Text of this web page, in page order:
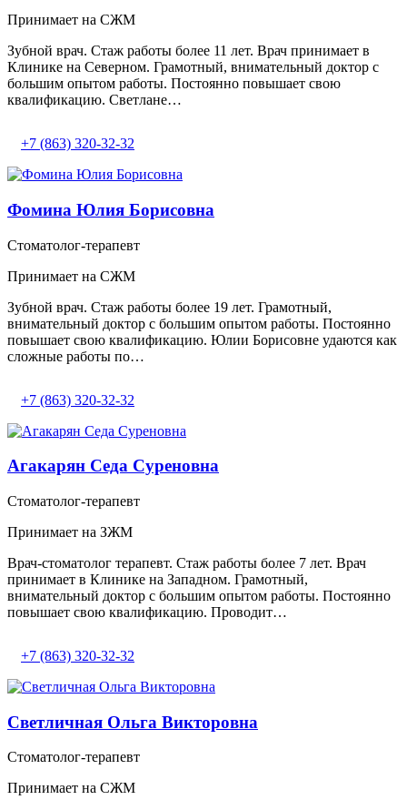
Принимает на СЖМ
Зубной врач. Стаж работы более 11 лет. Врач принимает в
Клинике на Северном. Грамотный, внимательный доктор с
большим опытом работы. Постоянно повышает свою
квалификацию. Светлане…
+7 (863) 320-32-32
Фомина Юлия Борисовна
Стоматолог-терапевт
Принимает на СЖМ
Зубной врач. Стаж работы более 19 лет. Грамотный,
внимательный доктор с большим опытом работы. Постоянно
повышает свою квалификацию. Юлии Борисовне удаются как
сложные работы по…
+7 (863) 320-32-32
Агакарян Седа Суреновна
Стоматолог-терапевт
Принимает на ЗЖМ
Врач-стоматолог терапевт. Стаж работы более 7 лет. Врач
принимает в Клинике на Западном. Грамотный,
внимательный доктор с большим опытом работы. Постоянно
повышает свою квалификацию. Проводит…
+7 (863) 320-32-32
Светличная Ольга Викторовна
Стоматолог-терапевт
Принимает на СЖМ